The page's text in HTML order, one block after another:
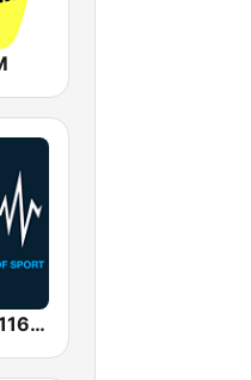
SEN Sports 1116 AM